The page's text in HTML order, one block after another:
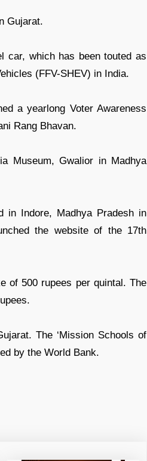
Gujarat.
car, which has been touted as
(FFV-SHEV) in India.
a yearlong Voter Awareness
Rang Bhavan.
Museum, Gwalior in Madhya
in Indore, Madhya Pradesh in
the website of the 17th
of 500 rupees per quintal. The
The ‘Mission Schools of
by the World Bank.